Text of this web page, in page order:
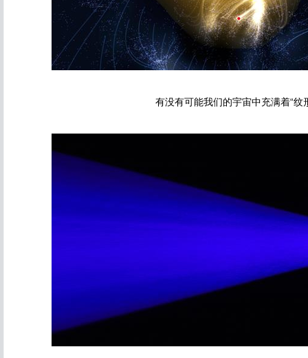
有没有可能我们的宇宙中充满着“纹